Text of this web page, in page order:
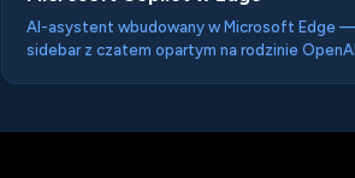
AI-asystent wbudowany w Microsoft Edge
sidebar z czatem opartym na rodzinie OpenAI